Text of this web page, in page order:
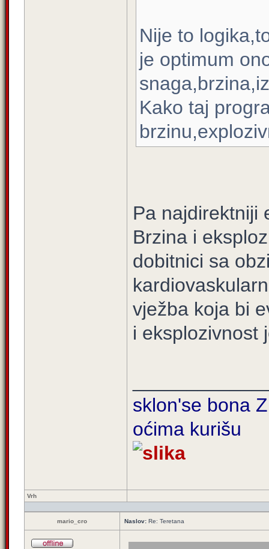
Nije to
je optimum
Kako taj
Pa najdirektniji
Brzina i
dobitnici sa
vježba koja bi
i eksplozivnost
sklon'se bona
oćima kurišu
Vrh
mario_cro Naslov: Re: Teretana